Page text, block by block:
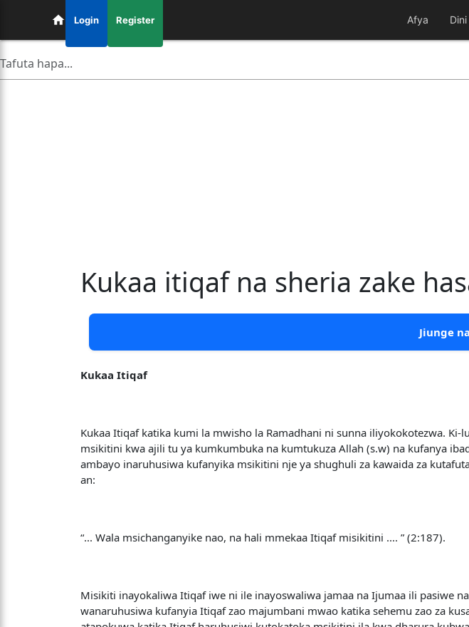
Login Register Afya Dini
Kukaa itiqaf na sheria zake
Jiunge
Kukaa Itiqaf
Kukaa Itiqaf katika kumi la mwisho la Ramadhani ni sunna iliyokokotezwa. Ki-
msikitini kwa ajili tu ya kumkumbuka na kumtukuza Allah (s.w) na kufanya
ambayo inaruhusiwa kufanyika msikitini nje ya shughuli za kawaida za
an:
“... Wala msichanganyike nao, na hali mmekaa Itiqaf misikitini .... ” (2:187).
Misikiti inayokaliwa Itiqaf iwe ni ile inayoswaliwa jamaa na Ijumaa ili pasiwe
wanaruhusiwa kufanyia Itiqaf zao majumbani mwao katika sehemu zao za